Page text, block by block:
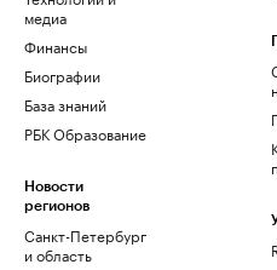
медиа
Финансы
Биографии
База знаний
РБК Образование
Новости
регионов
Санкт-Петербург
и область